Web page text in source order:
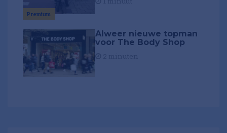
Premium
Alweer nieuwe topman
voor The Body Shop